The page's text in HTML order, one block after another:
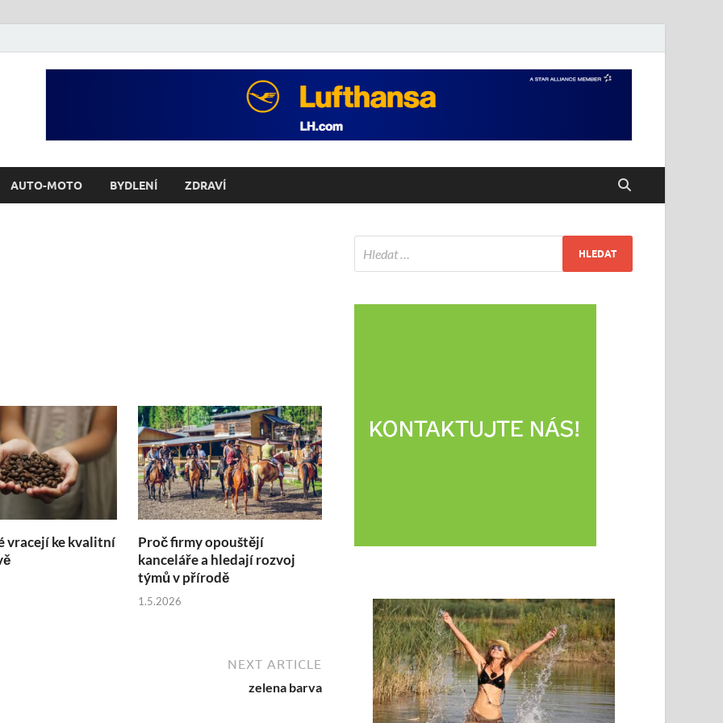
AUTO-MOTO BYDLENÍ ZDRAVÍ
vracejí ke kvalitní
Proč firmy opouštějí
kanceláře a hledají rozvoj
týmů v přírodě
1.5.2026
NEXT ARTICLE
zelena barva